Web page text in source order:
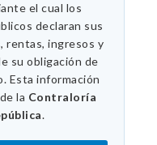
el cual los
declaran sus
rentas, ingresos y
su obligación de
Esta información
la Contraloría
.